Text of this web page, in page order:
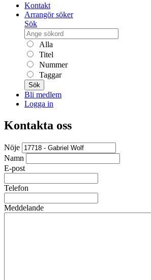
Kontakt
Arrangör söker
Sök
Alla
Titel
Nummer
Taggar
Sök
Bli medlem
Logga in
Kontakta oss
Nöje
Namn
E-post
Telefon
Meddelande